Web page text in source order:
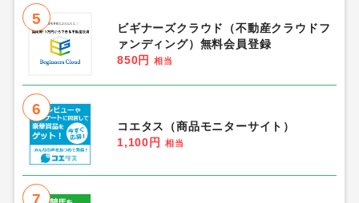
5
ビギナーズクラウド（不動産クラウドフ
ァンディング）無料会員登録
850円
相当
6
コエタス（商品モニターサイト）
1,100円
相当
7